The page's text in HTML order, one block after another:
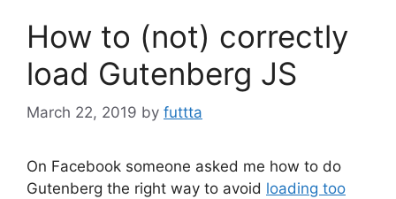
How to (not) correctly
load Gutenberg JS
March 22, 2019 by futtta
On Facebook someone asked me how to do
Gutenberg the right way to avoid loading too